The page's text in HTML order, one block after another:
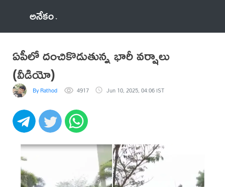
అనేకం
ఏపీలో దంచికొడుతున్న భారీ వర్షాలు
(వీడియో)
By Rathod 4917 Jun 10, 2025, 04:06 IST